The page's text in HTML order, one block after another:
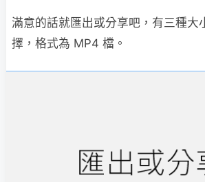
滿意的話就匯出或分享吧，有三種大
擇，格式為 MP4 檔。